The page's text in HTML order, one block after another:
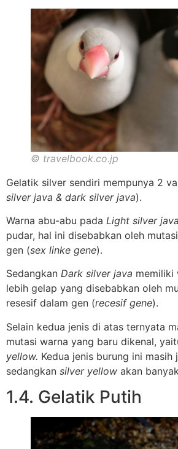
© travelbook.co.jp
Gelatik silver sendiri mempunya 2
silver java & dark silver java).
Warna abu-abu pada Light silver java
pudar, hal ini disebabkan oleh
gen (sex linke gene).
Sedangkan Dark silver java memiliki
lebih gelap yang disebabkan oleh
resesif dalam gen (recesif gene).
Selain kedua jenis di atas ternyata
mutasi warna yang baru dikenal,
yellow. Kedua jenis burung ini masih
sedangkan silver yellow akan
1.4. Gelatik Putih